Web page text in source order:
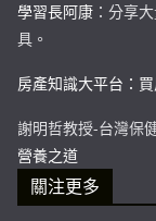
學習長阿康 ：分享
具。
房產知識大平台：
謝明哲教授-台灣保
營養之道
關注更多